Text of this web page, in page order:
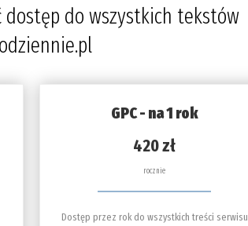
do wszystkich tekstów
GPC - na 1 rok
420 zł
rocznie
Dostęp przez rok do wszystkich treści serwisu